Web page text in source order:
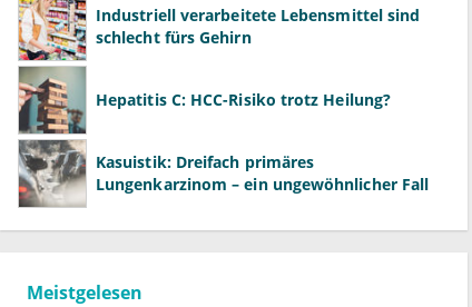
Industriell verarbeitete Lebensmittel sind
schlecht fürs Gehirn
Hepatitis C: HCC-Risiko trotz Heilung?
Kasuistik: Dreifach primäres
Lungenkarzinom – ein ungewöhnlicher Fall
Meistgelesen